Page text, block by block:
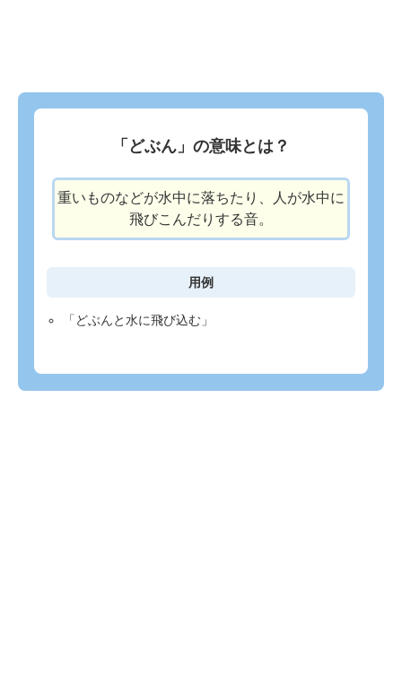
「どぶん」の意味とは？
重いものなどが水中に落ちたり、人が水中に
飛びこんだりする音。
用例
「どぶんと水に飛び込む」